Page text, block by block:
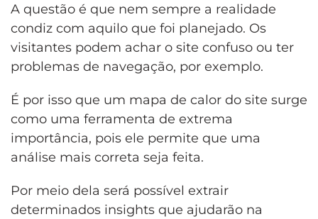
A questão é que nem sempre a realidade
condiz com aquilo que foi planejado. Os
visitantes podem achar o site confuso ou ter
problemas de navegação, por exemplo.
É por isso que um mapa de calor do site surge
como uma ferramenta de extrema
importância, pois ele permite que uma
análise mais correta seja feita.
Por meio dela será possível extrair
determinados insights que ajudarão na